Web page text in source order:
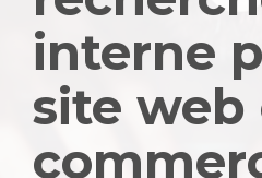
interne
site web